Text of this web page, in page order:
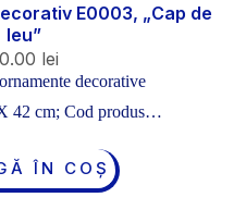
E0003, „Cap de
leu”
lei
decorative
42 cm; Cod produs…
ÎN COȘ